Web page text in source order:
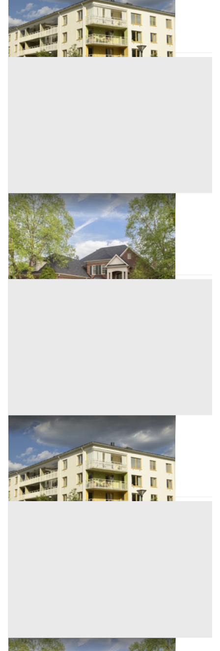
Altofonte (Palermo)
8.850 € 11.800 €
Codice asta: AE9449066
Asta chiusa
Villini all'asta a Palermo
Altofonte (Palermo)
Offerta minima
19.933,59 € 26.578,12 €
Codice asta:AE9275700
Asta chiusa
Abitazione di Tipo Civile all'asta a Palermo
Altofonte (Palermo)
Offerta minima
13.630,78 € 18.174,37 €
Codice asta: 0280ee4e
Asta chiusa